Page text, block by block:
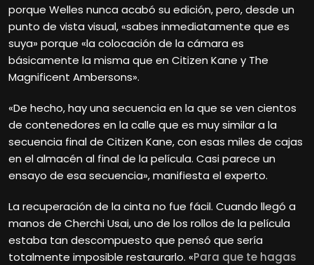
porque Welles nunca acabó su edición, pero, desde un
punto de vista visual, «sabes inmediatamente que es
suya» porque «la colocación de la cámara es
básicamente la misma que en Citizen Kane y The
Magnificent Ambersons».
«De hecho, hay una secuencia en la que se ven cientos
de contenedores en la calle que es muy similar a la
secuencia final de Citizen Kane, con esas miles de cajas
en el almacén al final de la película. Casi parece un
ensayo de esa secuencia», manifiesta el experto.
La recuperación de la cinta no fue fácil. Cuando llegó a
manos de Cherchi Usai, uno de los rollos de la película
estaba tan descompuesto que pensó que sería
totalmente imposible restaurarlo. «Para que te hagas